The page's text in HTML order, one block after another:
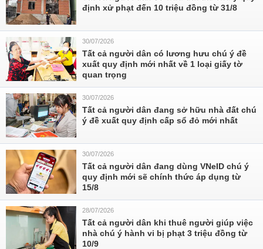
định xử phạt đến 10 triệu đồng từ 31/8
30/07/2026
Tất cả người dân có lương hưu chú ý đề
xuất quy định mới nhất về 1 loại giấy tờ
quan trọng
30/07/2026
Tất cả người dân đang sở hữu nhà đất chú
ý đề xuất quy định cấp sổ đỏ mới nhất
30/07/2026
Tất cả người dân đang dùng VNeID chú ý
quy định mới sẽ chính thức áp dụng từ
15/8
28/07/2026
Tất cả người dân khi thuê người giúp việc
nhà chú ý hành vi bị phạt 3 triệu đồng từ
10/9